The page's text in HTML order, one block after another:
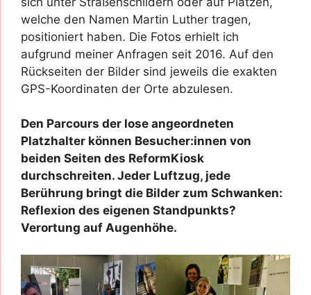
welche den Namen Martin Luther tragen,
positioniert haben. Die Fotos erhielt ich
aufgrund meiner Anfragen seit 2016. Auf den
Rückseiten der Bilder sind jeweils die exakten
GPS-Koordinaten der Orte abzulesen.
Den Parcours der lose angeordneten
Platzhalter können Besucher:innen von
beiden Seiten des ReformKiosk
durchschreiten. Jeder Luftzug, jede
Berührung bringt die Bilder zum Schwanken:
Reflexion des eigenen Standpunkts?
Verortung auf Augenhöhe.